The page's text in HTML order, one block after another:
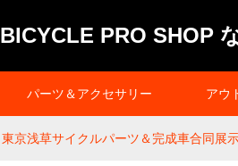
BICYCLE PRO SHOP
パーツ＆アクセサリー アウ
東京浅草サイクルパーツ＆完成車合同